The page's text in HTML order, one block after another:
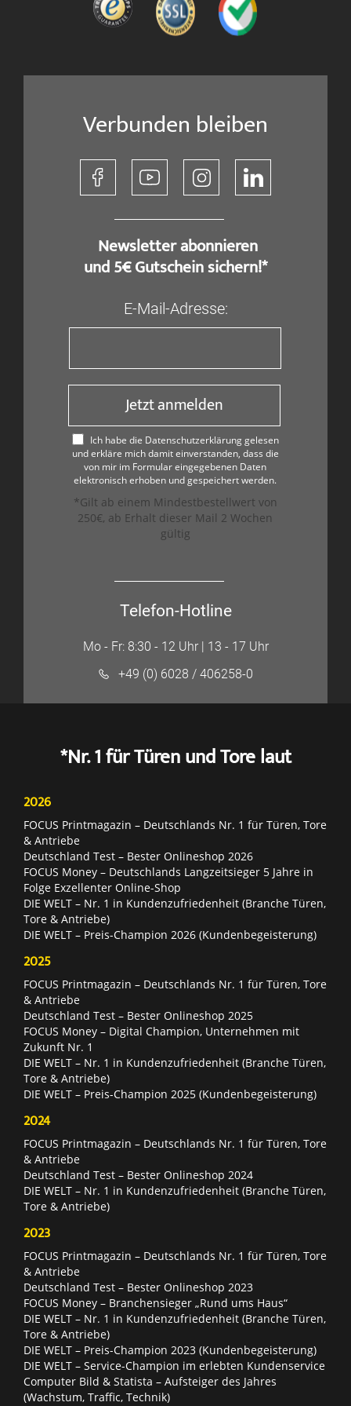
Verbunden bleiben
​ Newsletter abonnieren
und 5€ Gutschein sichern!*
E-Mail-Adresse:
Jetzt anmelden
Ich habe die Datenschutzerklärung gelesen
und erkläre mich damit einverstanden, dass die
von mir im Formular eingegebenen Daten
elektronisch erhoben und gespeichert werden.
*Gilt ab einem Mindestbestellwert von
250€, ab Erhalt dieser Mail 2 Wochen
gültig
Telefon-Hotline
Mo - Fr: 8:30 - 12 Uhr | 13 - 17 Uhr
+49 (0) 6028 / 406258-0
*Nr. 1 für Türen und Tore laut
2026
FOCUS Printmagazin – Deutschlands Nr. 1 für Türen, Tore
& Antriebe
Deutschland Test – Bester Onlineshop 2026
FOCUS Money – Deutschlands Langzeitsieger 5 Jahre in
Folge Exzellenter Online-Shop
DIE WELT – Nr. 1 in Kundenzufriedenheit (Branche Türen,
Tore & Antriebe)
DIE WELT – Preis-Champion 2026 (Kundenbegeisterung)
2025
FOCUS Printmagazin – Deutschlands Nr. 1 für Türen, Tore
& Antriebe
Deutschland Test – Bester Onlineshop 2025
FOCUS Money – Digital Champion, Unternehmen mit
Zukunft Nr. 1
DIE WELT – Nr. 1 in Kundenzufriedenheit (Branche Türen,
Tore & Antriebe)
DIE WELT – Preis-Champion 2025 (Kundenbegeisterung)
2024
FOCUS Printmagazin – Deutschlands Nr. 1 für Türen, Tore
& Antriebe
Deutschland Test – Bester Onlineshop 2024
DIE WELT – Nr. 1 in Kundenzufriedenheit (Branche Türen,
Tore & Antriebe)
2023
FOCUS Printmagazin – Deutschlands Nr. 1 für Türen, Tore
& Antriebe
Deutschland Test – Bester Onlineshop 2023
FOCUS Money – Branchensieger „Rund ums Haus“
DIE WELT – Nr. 1 in Kundenzufriedenheit (Branche Türen,
Tore & Antriebe)
DIE WELT – Preis-Champion 2023 (Kundenbegeisterung)
DIE WELT – Service-Champion im erlebten Kundenservice
Computer Bild & Statista – Aufsteiger des Jahres
(Wachstum, Traffic, Technik)